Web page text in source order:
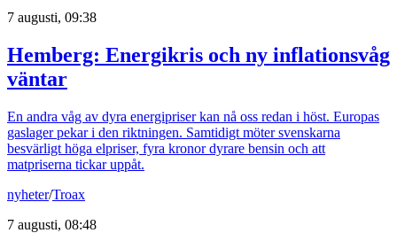
7 augusti, 09:38
Hemberg: Energikris och ny inflationsvåg
väntar
En andra våg av dyra energipriser kan nå oss redan i höst. Europas
gaslager pekar i den riktningen. Samtidigt möter svenskarna
besvärligt höga elpriser, fyra kronor dyrare bensin och att
matpriserna tickar uppåt.
nyheter/Troax
7 augusti, 08:48